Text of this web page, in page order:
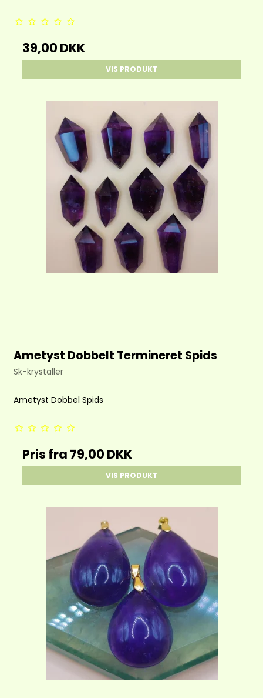
39,00 DKK
VIS PRODUKT
Ametyst Dobbelt Termineret Spids
Sk-krystaller
Ametyst Dobbel Spids
Pris fra 79,00 DKK
VIS PRODUKT